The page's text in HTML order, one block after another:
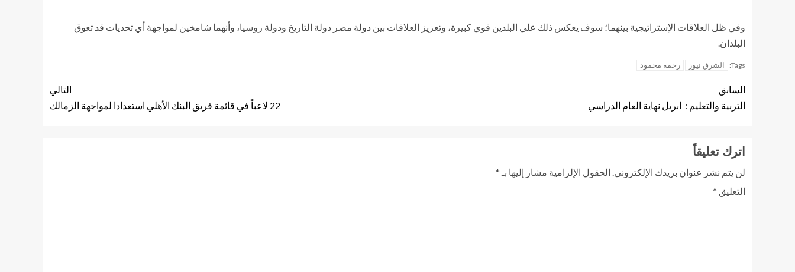
وفي ظل العلاقات الإستراتيجية بينهما؛ سوف يعكس ذلك علي البلدين قوي كبيرة، وتعزيز العلاقات بين دولة مصر دولة التاريخ ودولة روسيا، وأنهما شامخين لمواجهة أي تحديات قد تعوق
البلدان.
Tags: الشرق نيوز رحمه محمود
السابق
التربية والتعليم : ابريل نهاية العام الدراسي
التالي
22 لاعباً في قائمة فريق البنك الأهلي استعدادا لمواجهة الزمالك
اترك تعليقاً
لن يتم نشر عنوان بريدك الإلكتروني. الحقول الإلزامية مشار إليها بـ *
التعليق *